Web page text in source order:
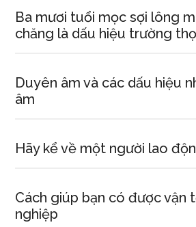
Ba mươi tuổi mọc sợi lông
chăng là dấu hiệu trường thọ
Duyên âm và các dấu hiệu
âm
Hãy kể về một người lao
Cách giúp bạn có được vận
nghiệp